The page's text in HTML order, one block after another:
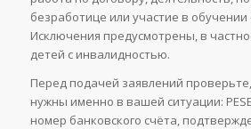
безработице или участие в обучении
Исключения предусмотрены, в
детей с инвалидностью.
Перед подачей заявлений
нужны именно в вашей ситуации:
номер банковского счёта,